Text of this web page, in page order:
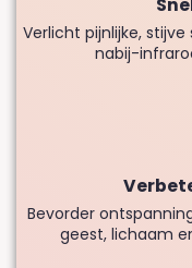
Verlicht pijnlijke,
nabij-
Bevorder
geest, lichaam